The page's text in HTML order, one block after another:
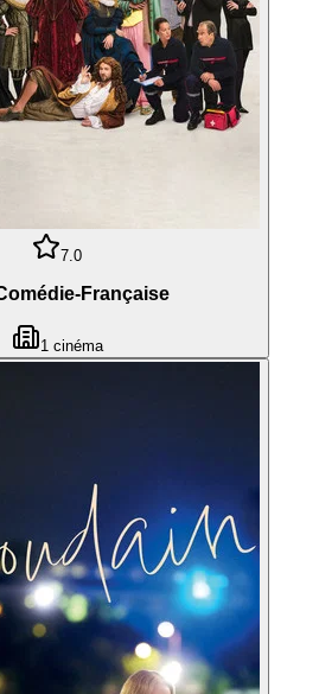
7.0
Française
1cinéma